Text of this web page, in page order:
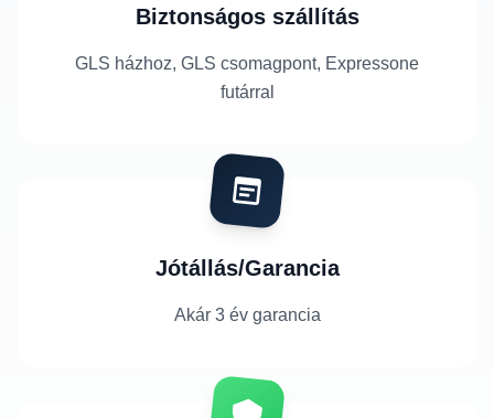
Biztonságos szállítás
GLS házhoz, GLS csomagpont, Expressone
futárral
Jótállás/Garancia
Akár 3 év garancia